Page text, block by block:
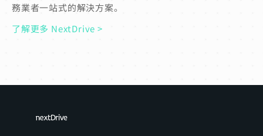
務業者一站式的解決方案。
了解更多 NextDrive >